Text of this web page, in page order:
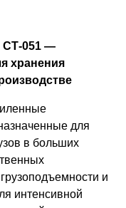
СТ-051 —
хранения
для
в больших
и
интенсивной